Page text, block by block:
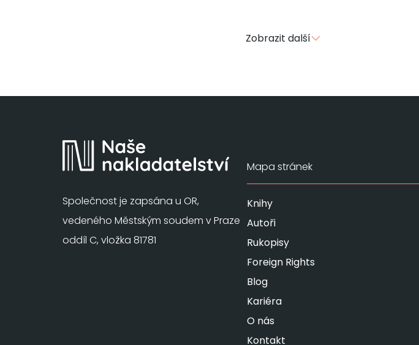
Zobrazit další
Společnost je zapsána u OR,
vedeného Městským soudem v Praze
oddíl C, vložka 81781
Mapa stránek
Knihy
Autoři
Rukopisy
Foreign Rights
Blog
Kariéra
O nás
Kontakt